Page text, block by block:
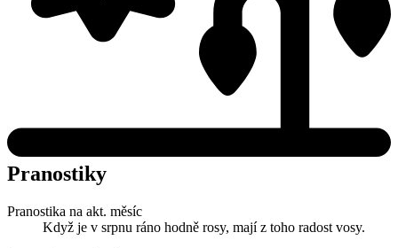
Pranostiky
Pranostika na akt. měsíc
Když je v srpnu ráno hodně rosy, mají z toho radost vosy.